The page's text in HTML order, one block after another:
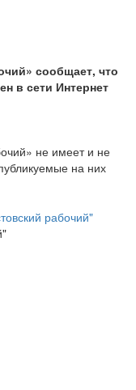
сообщает, что
в сети Интернет
не имеет и не
на них
рабочий"